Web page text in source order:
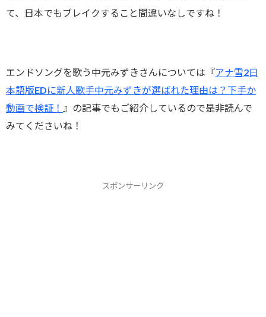
て、日本でもブレイクすること間違いなしですね！
エンドソングを歌う中元みずきさんについては『アナ雪2日
本語版EDに新人歌手中元みずきが選ばれた理由は？下手か
動画で検証！ 』の記事でもご紹介しているので是非読んで
みてくださいね！
スポンサーリンク